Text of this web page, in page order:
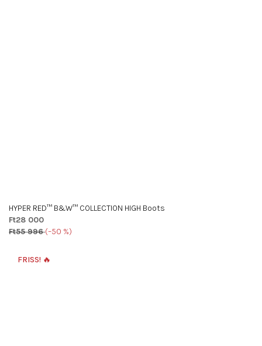
HYPER RED™ B&W™ COLLECTION HIGH Boots
Ft28 000
Ft55 996 (–50 %)
FRISS! 🔥